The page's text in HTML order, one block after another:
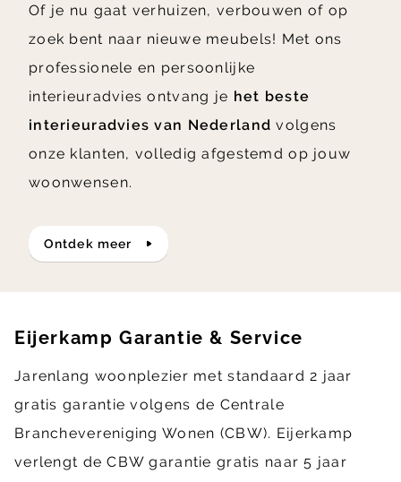
Of je nu gaat verhuizen, verbouwen of op
zoek bent naar nieuwe meubels! Met ons
professionele en persoonlijke
interieuradvies ontvang je het beste
interieuradvies van Nederland volgens
onze klanten, volledig afgestemd op jouw
woonwensen.
ontdek meer
Eijerkamp Garantie & Service
Jarenlang woonplezier met standaard 2 jaar
gratis garantie volgens de Centrale
Branchevereniging Wonen (CBW). Eijerkamp
verlengt de CBW garantie gratis naar 5 jaar